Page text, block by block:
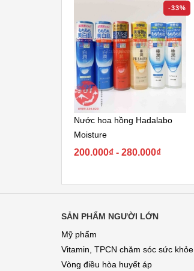
-33%
Nước hoa hồng Hadalabo
Moisture
200.000₫ - 280.000₫
SẢN PHẨM NGƯỜI LỚN
Mỹ phẩm
Vitamin, TPCN chăm sóc sức khỏe
Vòng điều hòa huyết áp